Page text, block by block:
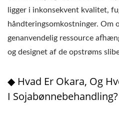
ligger i inkonsekvent kvalitet,
håndteringsomkostninger. Om
genanvendelig ressource
og designet af de opstrøms
◆ Hvad Er Okara, Og
I Sojabønnebehandling?